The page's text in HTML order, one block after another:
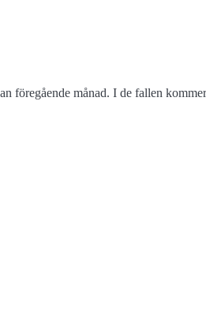
föregående månad. I de fallen